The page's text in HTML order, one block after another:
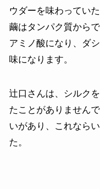
ウダーを味わってい
繭はタンパク質から
アミノ酸になり、ダ
味になります。
辻口さんは、シルク
たことがありません
いがあり、これなら
た。